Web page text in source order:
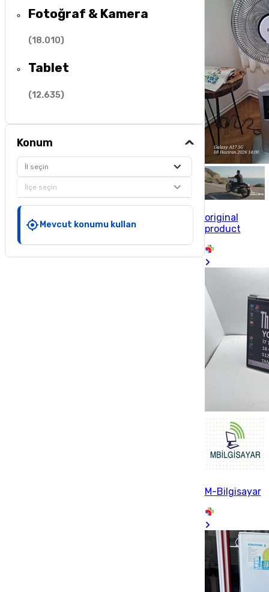
Fotoğraf & Kamera
(18.010)
Tablet
(12.635)
Konum
İl seçin
İlçe seçin
Mevcut konumu kullan
original
product
M-Bilgisayar